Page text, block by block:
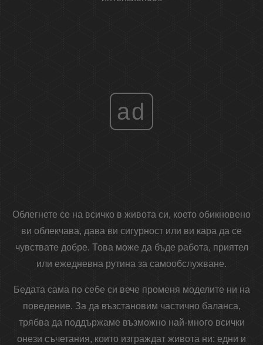
ad
Облегнете се на всичко в живота си, което обикновено
ви облекчава, дава ви сигурност или ви кара да се
чувствате добре. Това може да бъде работа, приятел
или ежедневна рутина за самообслужване.
Бедата сама по себе си вече променя моделите ни на
поведение. За да възстановим частично баланса,
трябва да поддържаме възможно най-много всички
онези съчетания, които изграждат живота ни: едни и